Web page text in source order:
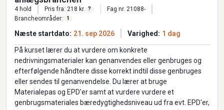
4 hold Pris fra: 218 kr. ?
Fag nr. 21088-
Brancheområder:
1
Næste startdato: 21. sep 2026 Varighed: 1 dag
På kurset lærer du at vurdere om konkrete
nedrivningsmaterialer kan genanvendes eller genbruges og
efterfølgende håndtere disse korrekt indtil disse genbruges
eller sendes til genanvendelse. Du lærer at bruge
Materialepas og EPD'er samt at vurdere vurdere et
genbrugsmateriales bæredygtighedsniveau ud fra evt. EPD'er,